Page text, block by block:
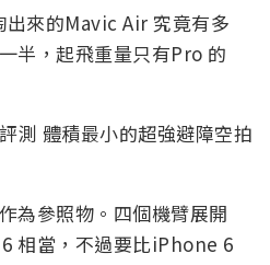
來的Mavic Air 究竟有多
半，起飛重量只有Pro 的
為參照物。四個機臂展開
相當，不過要比iPhone 6